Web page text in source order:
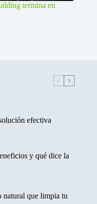
termina en
efectiva
y qué dice la
natural que limpia tu